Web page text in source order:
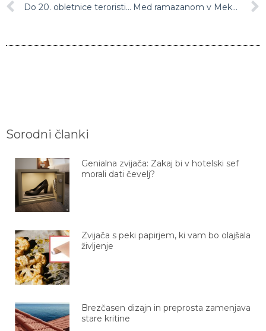
Do 20. obletnice teroristična napada 11. septembra bodo ZDA umaknile svojo vojsko iz Afganistana Med ramazanom v Meko le verniki, ki so ali že preboleli ali pa so cepljeni proti covidu
Sorodni članki
Genialna zvijača: Zakaj bi v hotelski sef
morali dati čevelj?
Zvijača s peki papirjem, ki vam bo olajšala
življenje
Brezčasen dizajn in preprosta zamenjava
stare kritine